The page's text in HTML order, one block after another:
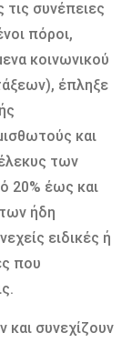
συνέπειες
πόροι,
κοινωνικού
έπληξε
και
των
20% έως και
ήδη
ειδικές ή
που
συνεχίζουν